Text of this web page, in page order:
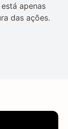
apenas
das ações.